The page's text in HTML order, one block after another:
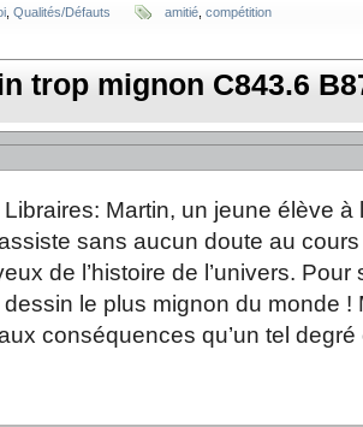
Qualités/Défauts amitié compétition
trop mignon C843.6
Martin, un jeune élève à
sans aucun doute au
de l’histoire de l’univers.
le plus mignon du monde !
conséquences qu’un tel